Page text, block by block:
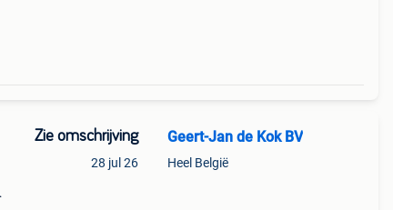
Zie omschrijving
28 jul 26
Geert-Jan de Kok BV
Heel België